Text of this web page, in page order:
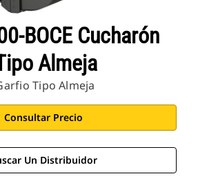
BOCE Cucharón
Almeja
Tipo Almeja
Consultar Precio
Un Distribuidor